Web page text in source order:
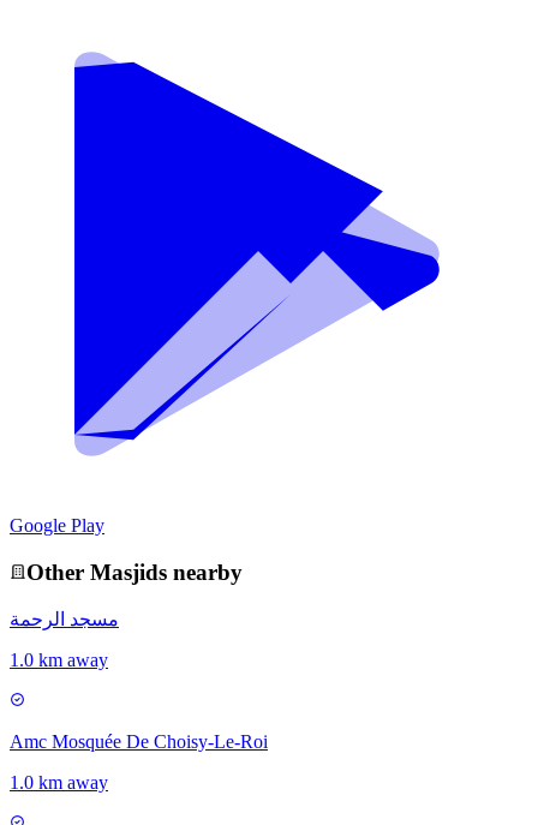
Google Play
Other Masjids nearby
مسجد الرحمة
1.0 km away
Amc Mosquée De Choisy-Le-Roi
1.0 km away